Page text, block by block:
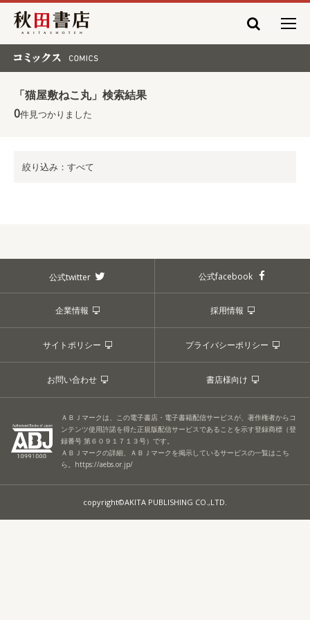
秋田書店
「猫屋敷ねこ丸」検索結果
0件見つかりました
絞り込み：すべて
公式twitter 公式facebook
企業情報 採用情報
サイトポリシー プライバシーポリシー
お問い合わせ 書店様向け
ＡＢＪマークは、この電子書店・電子書籍配信サービスが、著作権者からコ
ンテンツ使用許諾を得た正規版配信サービスであることを示す登録商標（登
録番号 第６０９１７１３号）です。
ＡＢＪマークの詳細、ＡＢＪマークを掲示しているサービスの一覧はこち
ら。 https://aebs.or.jp/
copyright©AKITA PUBLISHING CO.,LTD.